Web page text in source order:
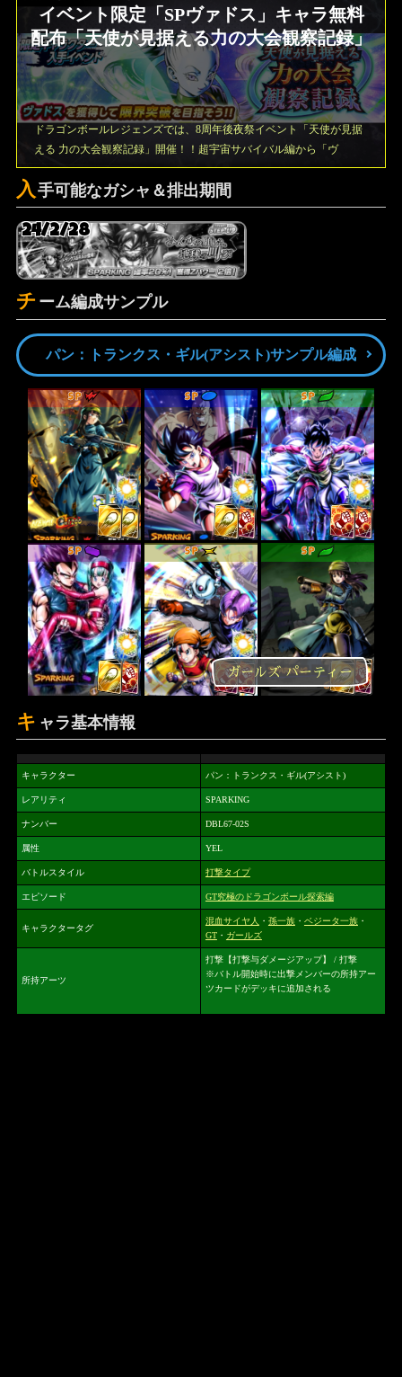
イベント限定「SPヴァドス」キャラ無料
配布「天使が見据える力の大会観察記録」
ドラゴンボールレジェンズでは、8周年後夜祭イベント「天使が見据
える 力の大会観察記録」開催！！超宇宙サバイバル編から「ヴ
入手可能なガシャ＆排出期間
24/2/28
チ ーム編成サンプル
パン：トランクス・ギル(アシスト)サンプル編成
ガールズ パーティー
SP SP SP
SP SP SP
キ ャラ基本情報
キャラクター パン：トランクス・ギル(アシスト)
レアリティ SPARKING
ナンバー DBL67-02S
属性 YEL
バトルスタイル 打撃タイプ
エピソード GT究極のドラゴンボール探索編
キャラクタータグ
混血サイヤ人 ・ 孫一族・ ベジータ一族・
GT・ ガールズ
所持アーツ
打撃【打撃与ダメージアップ】 / 打撃
※バトル開始時に出撃メンバーの所持アー
ツカードがデッキに追加される